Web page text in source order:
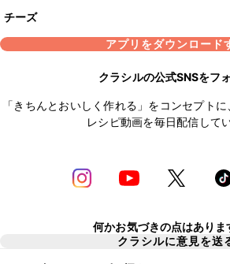
チーズ
アプリをダウンロード
クラシルの公式SNSをフ
「きちんとおいしく作れる」をコンセプト
レシピ動画を毎日配信して
何かお気づきの点はありま
クラシルに意見を送